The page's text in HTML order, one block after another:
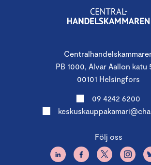
PB 1000, Alvar Aallon katu
00101 Helsingfors
09 4242 6200
Följ oss